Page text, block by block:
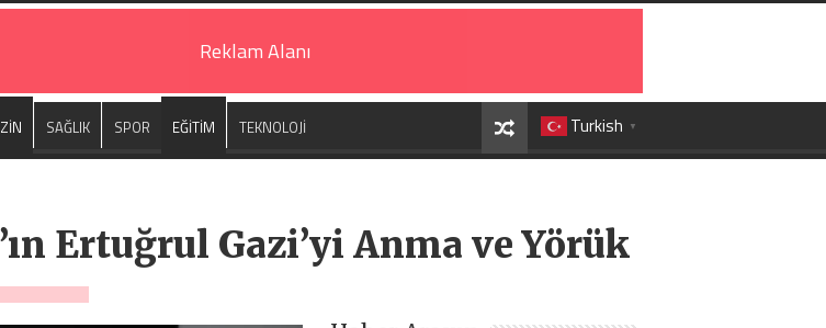
Reklam Alanı
Turkish ▼
SAĞLIK SPOR EĞİTİM TEKNOLOJİ
Ertuğrul Gazi’yi Anma ve Yörük